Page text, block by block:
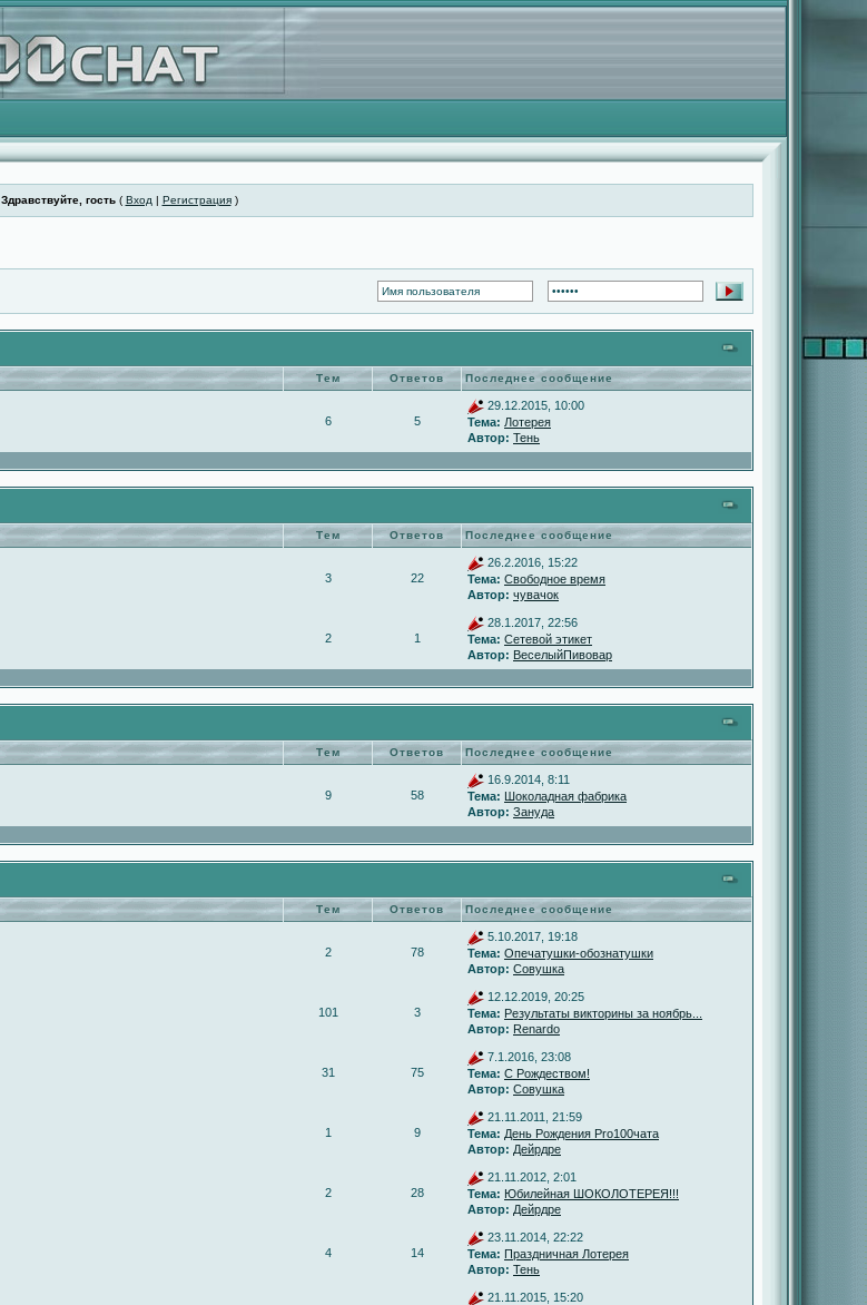
Здравствуйте, гость( Вход | Регистрация)
Тем Ответов Последнее сообщение
6 5
29.12.2015, 10:00
Тема: Лотерея
Автор: Тень
Тем Ответов Последнее сообщение
3 22
26.2.2016, 15:22
Тема: Свободное время
Автор: чувачок
2 1
28.1.2017, 22:56
Тема: Сетевой этикет
Автор: ВеселыйПивовар
Тем Ответов Последнее сообщение
9 58
16.9.2014, 8:11
Тема: Шоколадная фабрика
Автор: Зануда
Тем Ответов Последнее сообщение
2 78
5.10.2017, 19:18
Тема: Опечатушки-обознатушки
Автор: Совушка
101 3
12.12.2019, 20:25
Тема: Результаты викторины за ноябрь...
Автор: Renardo
31 75
7.1.2016, 23:08
Тема: С Рождеством!
Автор: Совушка
1 9
21.11.2011, 21:59
Тема: День Рождения Pro100чата
Автор: Дейрдре
2 28
21.11.2012, 2:01
Тема: Юбилейная ШОКОЛОТЕРЕЯ!!!
Автор: Дейрдре
4 14
23.11.2014, 22:22
Тема: Праздничная Лотерея
Автор: Тень
21.11.2015, 15:20